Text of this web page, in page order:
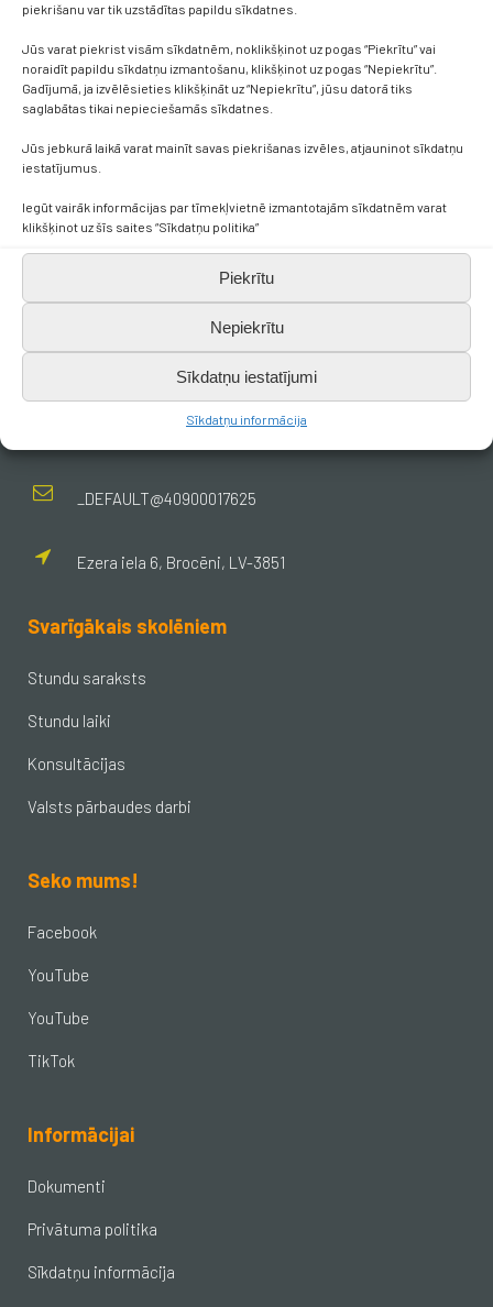
piekrišanu var tik uzstādītas papildu sīkdatnes.
Jūs varat piekrist visām sīkdatnēm, noklikšķinot uz pogas “Piekrītu” vai
noraidīt papildu sīkdatņu izmantošanu, klikšķinot uz pogas “Nepiekrītu”.
Gadījumā, ja izvēlēsieties klikšķināt uz “Nepiekrītu”, jūsu datorā tiks
saglabātas tikai nepieciešamās sīkdatnes.
Jūs jebkurā laikā varat mainīt savas piekrišanas izvēles, atjauninot sīkdatņu
iestatījumus.
Iegūt vairāk informācijas par tīmekļvietnē izmantotajām sīkdatnēm varat
klikšķinot uz šīs saites “Sīkdatņu politika”
Piekrītu
Nepiekrītu
Sīkdatņu iestatījumi
Sīkdatņu informācija
Kontakti
+371 638 656 05
skola.broceni@saldus.lv
_DEFAULT@40900017625
Ezera iela 6, Brocēni, LV-3851
Svarīgākais skolēniem
Stundu saraksts
Stundu laiki
Konsultācijas
Valsts pārbaudes darbi
Seko mums!
Facebook
YouTube
YouTube
TikTok
Informācijai
Dokumenti
Privātuma politika
Sīkdatņu informācija